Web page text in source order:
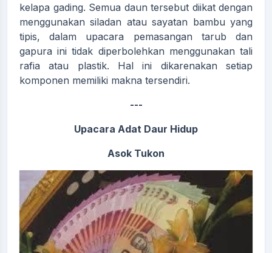
kelapa gading. Semua daun tersebut diikat dengan
menggunakan siladan atau sayatan bambu yang
tipis, dalam upacara pemasangan tarub dan
gapura ini tidak diperbolehkan menggunakan tali
rafia atau plastik. Hal ini dikarenakan setiap
komponen memiliki makna tersendiri.
---
Upacara Adat Daur Hidup
Asok Tukon